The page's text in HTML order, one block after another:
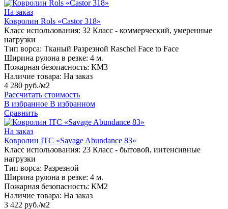
На заказ
Ковролин Rols «Castor 318»
Класс использования: 32 Класс - коммерческий, умеренные
нагрузки
Тип ворса: Тканый Разрезной Raschel Face to Face
Ширина рулона в резке: 4 м.
Пожарная безопасность: КМ3
Наличие товара: На заказ
4 280 руб./м2
Рассчитать стоимость
В избранное В избранном
Сравнить
На заказ
Ковролин ITC «Savage Abundance 83»
Класс использования: 23 Класс - бытовой, интенсивные
нагрузки
Тип ворса: Разрезной
Ширина рулона в резке: 4 м.
Пожарная безопасность: КМ2
Наличие товара: На заказ
3 422 руб./м2